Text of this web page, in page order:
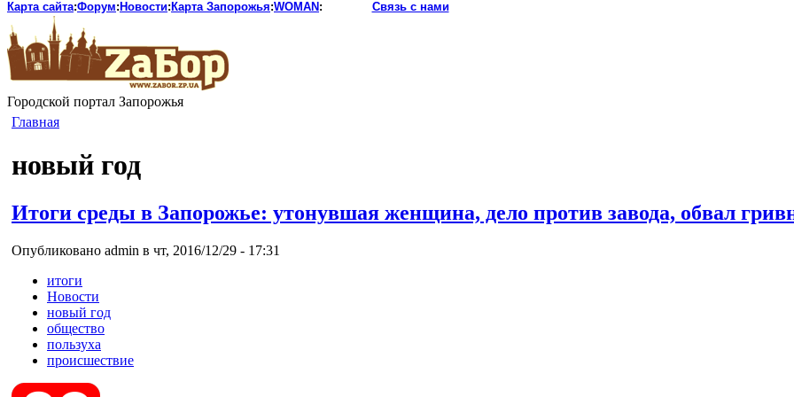
Карта сайта:Форум: Новости: Карта Запорожья:WOMAN : Связь с нами
Городской портал Запорожья
Главная
новый год
Итоги среды в Запорожье: утонувшая женщина, дело против завода, обвал
Опубликовано admin в чт, 2016/12/29 - 17:31
итоги
Новости
новый год
общество
пользуха
происшествие